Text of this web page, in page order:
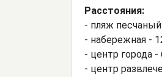
Расстояния:
- пляж
- набережная -
- центр города -
- центр